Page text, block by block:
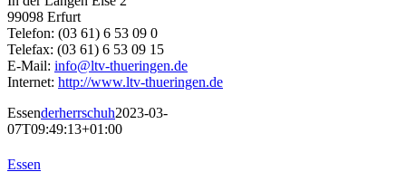
99098 Erfurt
Telefon: (03 61) 6 53 09 0
Telefax: (03 61) 6 53 09 15
E-Mail: info@ltv-thueringen.de
Internet: http://www.ltv-thueringen.de
Essenderherrschuh2023-03-
07T09:49:13+01:00
Essen